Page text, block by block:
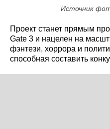
Источник
Проект станет прямым
Gate 3 и нацелен на
фэнтези, хоррора и
способная составить